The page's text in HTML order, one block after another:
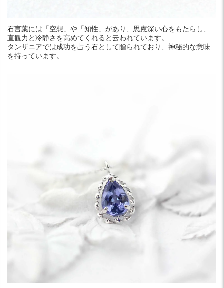
石言葉には「空想」や「知性」があり、思慮深い心をもたらし、
直観力と冷静さを高めてくれると云われています。
タンザニアでは成功を占う石として贈られており、神秘的な意味
を持っています。